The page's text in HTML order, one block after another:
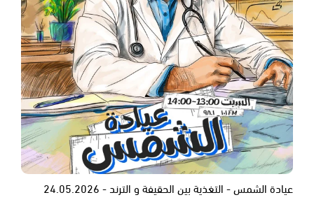
عيادة الشمس - التغذية بين الحقيفة و الترند - 24.05.2026